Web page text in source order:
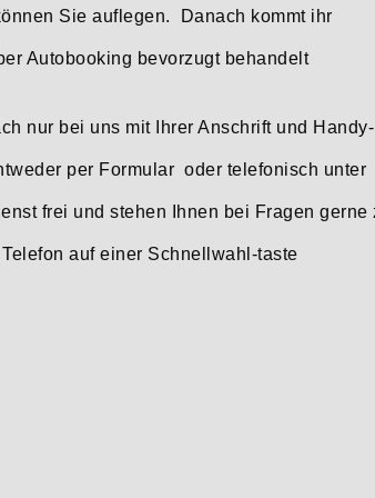
Sie auflegen. Danach kommt ihr
Autobooking bevorzugt behandelt
nur bei uns mit Ihrer Anschrift und Handy-
per Formular oder telefonisch unter
frei und stehen Ihnen bei Fragen gerne
auf einer Schnellwahl-taste